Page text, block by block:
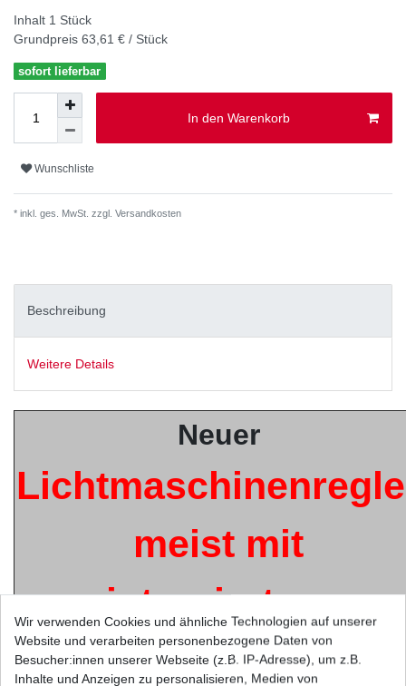
Inhalt 1 Stück
Grundpreis 63,61 € / Stück
sofort lieferbar
In den Warenkorb
Wunschliste
* inkl. ges. MwSt. zzgl. Versandkosten
Beschreibung
Weitere Details
Neuer
meist mit
integriertem
Gleichrichter
Wir verwenden Cookies und ähnliche Technologien auf unserer
Website und verarbeiten personenbezogene Daten von
Besucher:innen unserer Webseite (z.B. IP-Adresse), um z.B.
Inhalte und Anzeigen zu personalisieren, Medien von